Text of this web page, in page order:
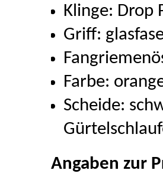
Klinge: Drop
Griff:
Farbe:
Scheide:
Angaben zur